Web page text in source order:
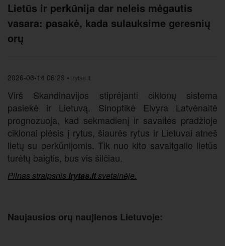
Lietūs ir perkūnija dar neleis mėgautis
vasara: pasakė, kada sulauksime geresnių
orų
2026-06-14 06:29 • lrytas.lt
Virš Skandinavijos stiprėjanti ciklonų sistema
pasiekė ir Lietuvą. Sinoptikė Elvyra Latvėnaitė
prognozuoja, kad sekmadienį ir savaitės pradžioje
ciklonai plėsis į rytus, šiaurės rytus ir Lietuvai atneš
lietų su perkūnijomis. Tik nuo kito savaitgalio lietūs
turėtų baigtis, bus vis šilčiau.
Pilnas straipsnis lrytas.ltsvetainėje.
Naujausios orų naujienos Lietuvoje: